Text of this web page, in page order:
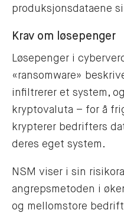
produksjonsdataene
Krav om løsepenger
Løsepenger i
«ransomware»
infiltrerer et system,
kryptovaluta – for å
krypterer bedrifters
deres eget system.
NSM viser i sin
angrepsmetoden i
og mellomstore